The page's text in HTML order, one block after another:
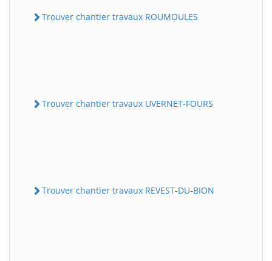
Trouver chantier travaux ROUMOULES
Trouver chantier travaux UVERNET-FOURS
Trouver chantier travaux REVEST-DU-BION